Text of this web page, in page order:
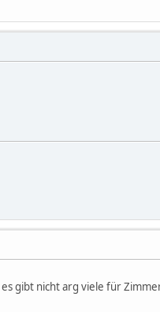
gibt nicht arg viele für